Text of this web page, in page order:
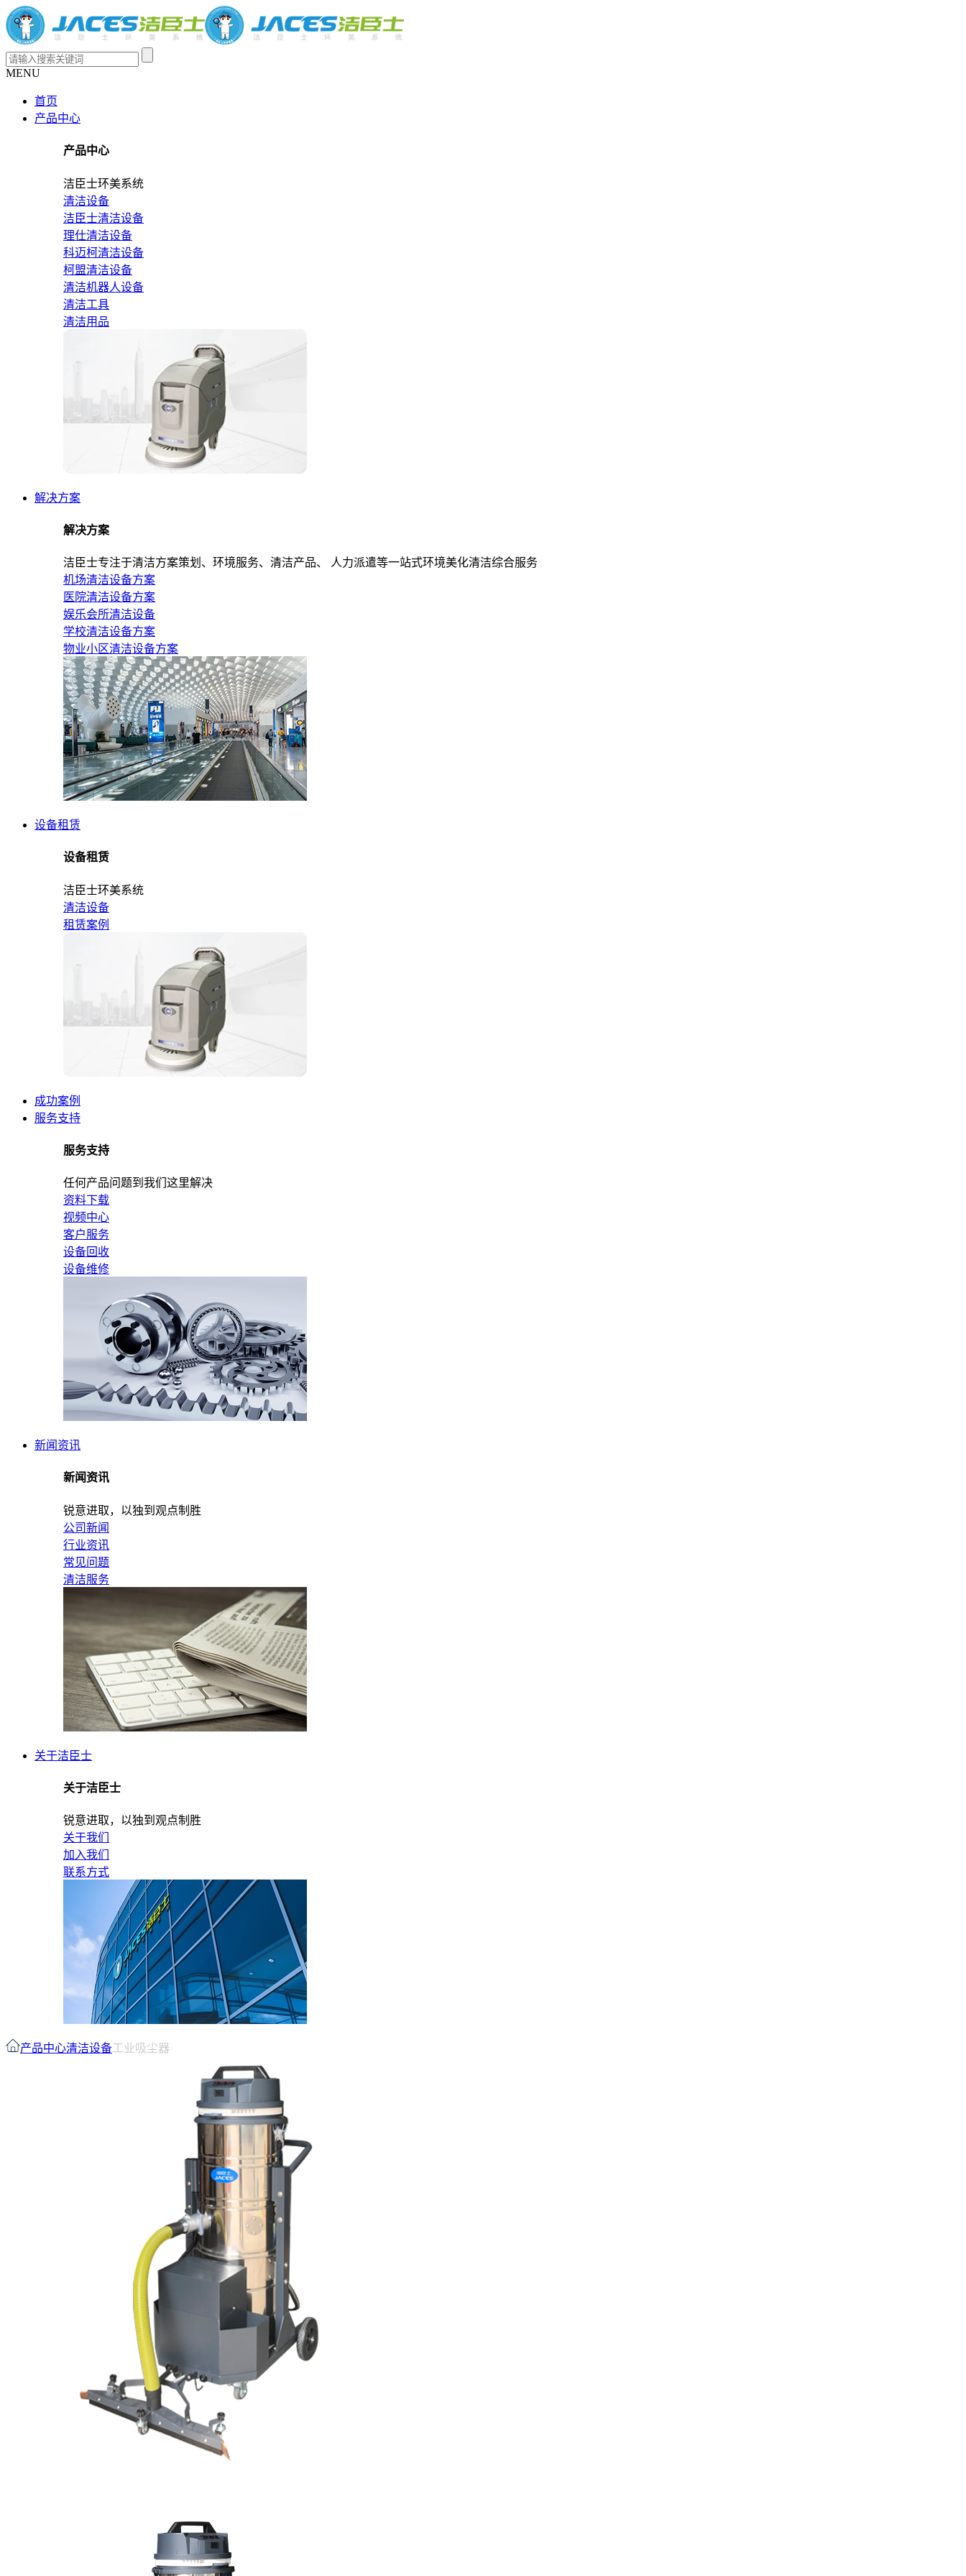
MENU
首页
产品中心
产品中心
洁臣士环美系统
清洁设备
洁臣士清洁设备
理仕清洁设备
科迈柯清洁设备
柯盟清洁设备
清洁机器人设备
清洁工具
清洁用品
解决方案
解决方案
洁臣士专注于清洁方案策划、环境服务、清洁产品、 人力派遣等一站式环境美化清洁综合服务
机场清洁设备方案
医院清洁设备方案
娱乐会所清洁设备
学校清洁设备方案
物业小区清洁设备方案
设备租赁
设备租赁
洁臣士环美系统
清洁设备
租赁案例
成功案例
服务支持
服务支持
任何产品问题到我们这里解决
资料下载
视频中心
客户服务
设备回收
设备维修
新闻资讯
新闻资讯
锐意进取，以独到观点制胜
公司新闻
行业资讯
常见问题
清洁服务
关于洁臣士
关于洁臣士
锐意进取，以独到观点制胜
关于我们
加入我们
联系方式
产品中心清洁设备工业吸尘器